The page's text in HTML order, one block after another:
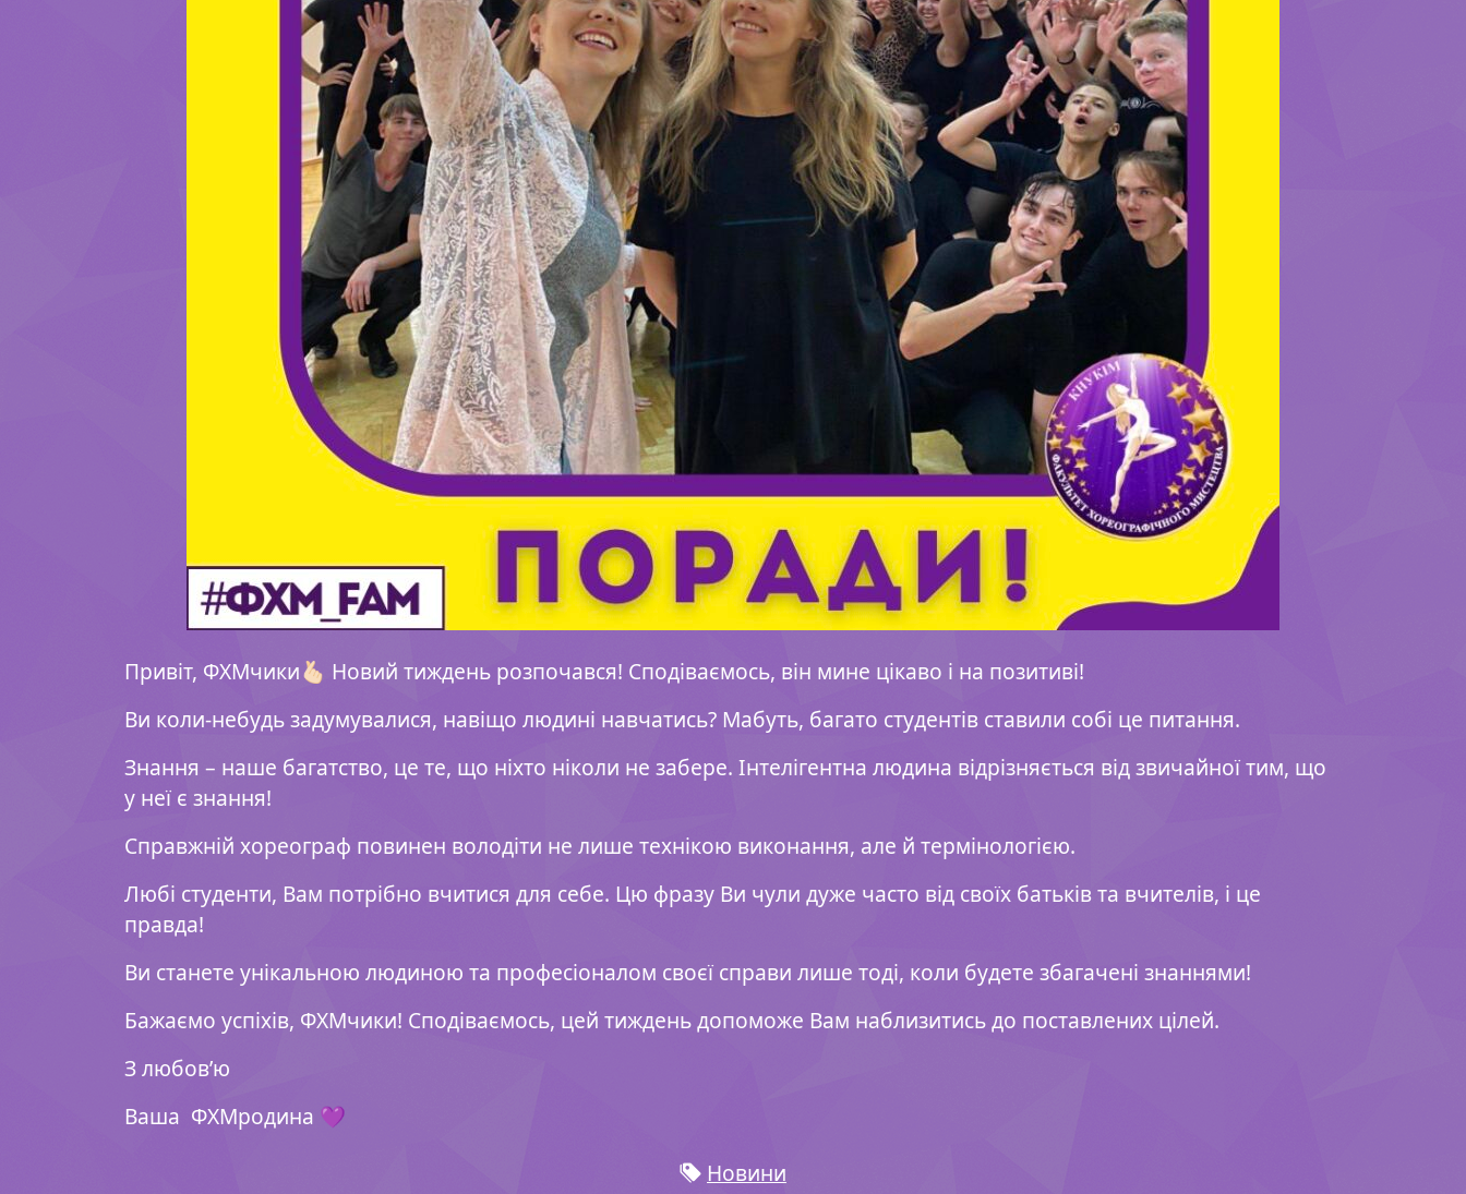
Привіт, ФХМчики🫰🏻 Новий тиждень розпочався! Сподіваємось, він мине цікаво і на позитиві!
Ви коли-небудь задумувалися, навіщо людині навчатись? Мабуть, багато студентів ставили собі це питання.
Знання – наше багатство, це те, що ніхто ніколи не забере. Інтелігентна людина відрізняється від звичайної тим, що
у неї є знання!
Справжній хореограф повинен володіти не лише технікою виконання, але й термінологією.
Любі студенти, Вам потрібно вчитися для себе. Цю фразу Ви чули дуже часто від своїх батьків та вчителів, і це
правда!
Ви станете унікальною людиною та професіоналом своєї справи лише тоді, коли будете збагачені знаннями!
Бажаємо успіхів, ФХМчики! Сподіваємось, цей тиждень допоможе Вам наблизитись до поставлених цілей.
З любов’ю
Ваша ФХМродина 💜
Новини